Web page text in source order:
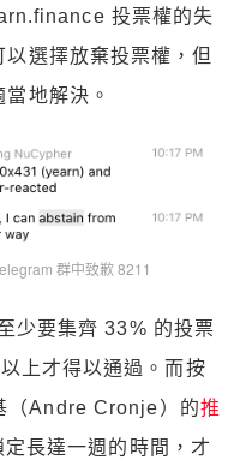
投票權的失
選擇放棄投票權，但
地解決。
群中致歉 8211
少要集齊 33% 的投票
上才得以通過。而按
（Andre Cronje）的推
長達一週的時間，才